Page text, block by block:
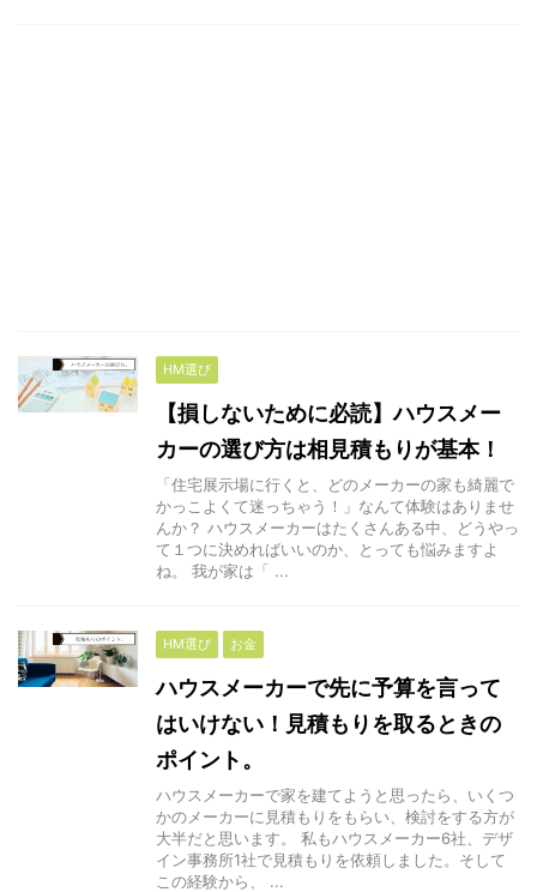
HM選び
【損しないために必読】ハウスメー
カーの選び方は相見積もりが基本！
「住宅展示場に行くと、どのメーカーの家も綺麗で
かっこよくて迷っちゃう！」なんて体験はありませ
んか？ ハウスメーカーはたくさんある中、どうやっ
て１つに決めればいいのか、とっても悩みますよ
ね。 我が家は「 ...
HM選び お金
ハウスメーカーで先に予算を言って
はいけない！見積もりを取るときの
ポイント。
ハウスメーカーで家を建てようと思ったら、いくつ
かのメーカーに見積もりをもらい、検討をする方が
大半だと思います。 私もハウスメーカー6社、デザ
イン事務所1社で見積もりを依頼しました。そして
この経験から、 ...